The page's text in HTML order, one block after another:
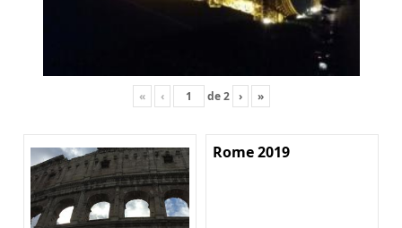
« ‹ de2 › »
Rome 2019